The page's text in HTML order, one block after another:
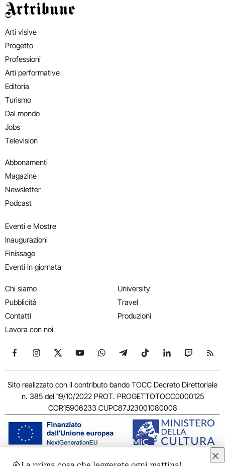
Artribune
Arti visive
Progetto
Professioni
Arti performative
Editoria
Turismo
Dal mondo
Jobs
Television
Abbonamenti
Magazine
Newsletter
Podcast
Eventi e Mostre
Inaugurazioni
Finissage
Eventi in giornata
Chi siamo
Pubblicità
Contatti
Lavora con noi
University
Travel
Produzioni
Seguici su Facebook
Seguici su Instagram
Seguici su X
Seguici su YouTube
Seguici su WhatsApp
Seguici su Telegram
Seguici su TikTok
Seguici su
Seguici
Sito realizzato con il contributo bando TOCC Decreto Direttoriale
n. 385 del 19/10/2022 PROT. PROGETTOTOCC0000125
COR15906233 CUPC87J23001080008